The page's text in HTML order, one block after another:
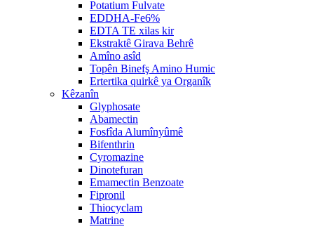
Potatium Fulvate
EDDHA-Fe6%
EDTA TE xilas kir
Ekstraktê Girava Behrê
Amîno asîd
Topên Binefş Amino Humic
Ertertika quirkê ya Organîk
Kêzanîn
Glyphosate
Abamectin
Fosfîda Alumînyûmê
Bifenthrin
Cyromazine
Dinotefuran
Emamectin Benzoate
Fipronil
Thiocyclam
Matrine